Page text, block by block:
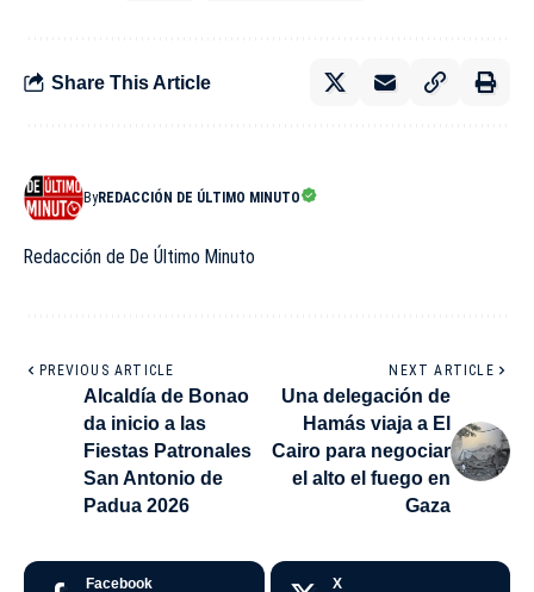
Share This Article
ByREDACCIÓN DE ÚLTIMO MINUTO
Redacción de De Último Minuto
PREVIOUS ARTICLE
Alcaldía de Bonao
da inicio a las
Fiestas Patronales
San Antonio de
Padua 2026
NEXT ARTICLE
Una delegación de
Hamás viaja a El
Cairo para negociar
el alto el fuego en
Gaza
Facebook X